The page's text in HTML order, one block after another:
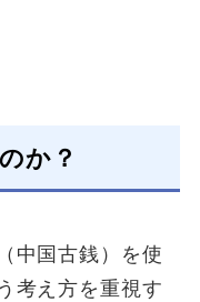
か？
中国古銭）を使
考え方を重視す